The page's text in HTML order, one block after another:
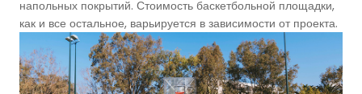
напольных покрытий. Стоимость баскетбольной площадки,
как и все остальное, варьируется в зависимости от проекта.